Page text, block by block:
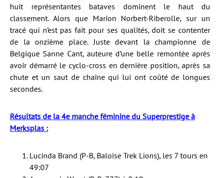
huit représentantes bataves dominent le haut du
classement. Alors que Marion Norbert-Riberolle, sur un
tracé qui n’est pas fait pour ses qualités, doit se contenter
de la onzième place. Juste devant la championne de
Belgique Sanne Cant, auteure d’une belle remontée après
avoir démarré le cyclo-cross en dernière position, après sa
chute et un saut de chaîne qui lui ont coûté de longues
secondes.
Résultats de la 4e manche féminine du Superprestige à
Merksplas :
Lucinda Brand (P-B, Baloise Trek Lions), les 7 tours en
49:07